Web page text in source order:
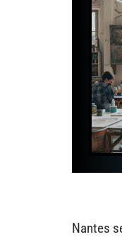
Nantes